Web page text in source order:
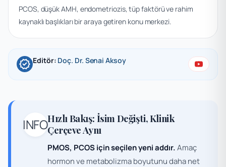
PCOS, düşük AMH, endometriozis, tüp faktörü ve rahim
kaynaklı başlıkları bir araya getiren konu merkezi.
verified Editör: Doç. Dr. Senai Aksoy
INFOHızlı Bakış: İsim Değişti, Klinik
Çerçeve Aynı
PMOS, PCOS için seçilen yeni addır.Amaç
hormon ve metabolizma boyutunu daha net